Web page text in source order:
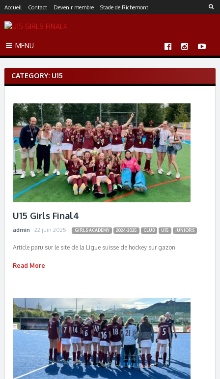
k
o
Accueil Contact Devenir membre Stade de Richemont
MENU
CATEGORY: U15
U15 Girls Final4
admin 22 juin 2025 GIRLS ACADEMY 2024-2025 CLUB U15 JUNIORS
Article paru sur le site de la Ligue suisse de hockey sur gazon
Read More